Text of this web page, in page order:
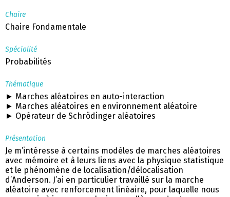
Chaire
Chaire Fondamentale
Spécialité
Probabilités
Thématique
► Marches aléatoires en auto-interaction
► Marches aléatoires en environnement aléatoire
► Opérateur de Schrödinger aléatoires
Présentation
Je m’intéresse à certains modèles de marches aléatoires
avec mémoire et à leurs liens avec la physique statistique
et le phénomène de localisation/délocalisation
d’Anderson. J’ai en particulier travaillé sur la marche
aléatoire avec renforcement linéaire, pour laquelle nous